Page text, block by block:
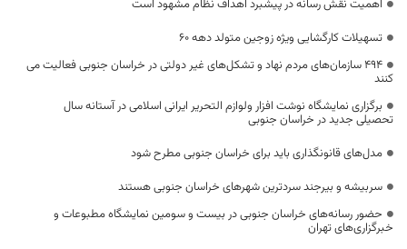
اهمیت نقش رسانه در پیشبرد اهداف نظام مشهود است
تسهیلات کارگشایی ویژه زوجین متولد دهه 60
۴۹۴ سازمان‌های مردم نهاد و تشکل‌های غیر دولتی در خراسان جنوبی فعالیت می
کنند
برگزاری نمایشگاه نوشت افزار ولوازم التحریر ایرانی اسلامی در آستانه سال
تحصیلی جدید در خراسان جنوبی
مدل‌های قانونگذاری باید برای خراسان جنوبی مطرح شود
سربیشه و بیرجند سردترین شهرهای خراسان جنوبی هستند
حضور رسانه‌های خراسان جنوبی در بیست‌ و سومین نمایشگاه مطبوعات و
خبرگزاری‌های تهران